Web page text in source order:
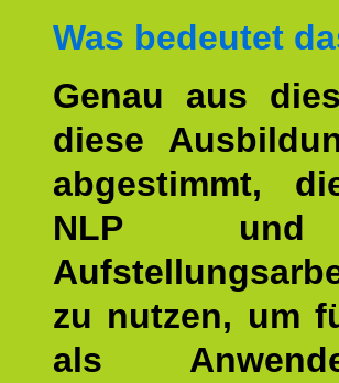
Was bedeutet
Genau aus
diese
abgestimmt,
NLP und
zu nutzen, um
als